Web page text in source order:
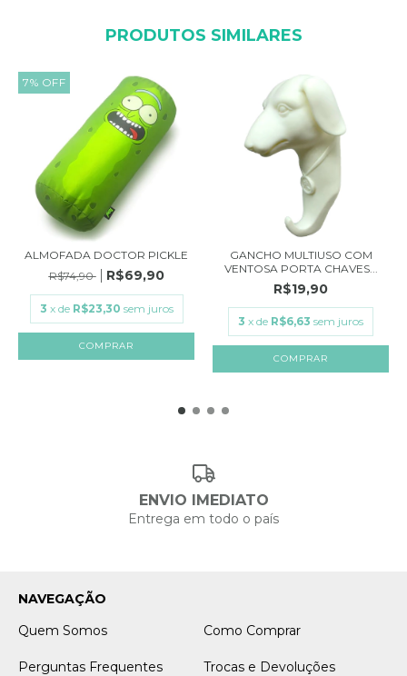
PRODUTOS SIMILARES
7% OFF
ALMOFADA DOCTOR PICKLE
R$74,90
R$69,90
3 x de R$23,30 sem juros
GANCHO MULTIUSO COM
VENTOSA PORTA CHAVES...
R$19,90
3 x de R$6,63 sem juros
ENVIO IMEDIATO
Entrega em todo o país
NAVEGAÇÃO
Quem Somos
Como Comprar
Perguntas Frequentes Trocas e Devoluções